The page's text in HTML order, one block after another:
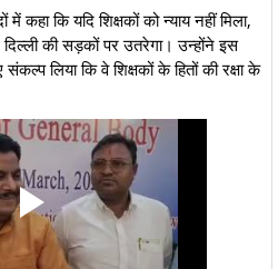
कहा कि यदि शिक्षकों को न्याय नहीं मिला,
की सड़कों पर उतरेगा। उन्होंने इस
लिया कि वे शिक्षकों के हितों की रक्षा के